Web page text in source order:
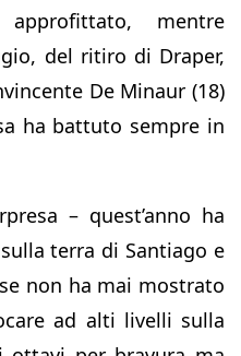
mentre
del ritiro di Draper,
De Minaur (18)
ha battuto sempre in
– quest’anno ha
terra di Santiago e
non ha mai mostrato
ad alti livelli sulla